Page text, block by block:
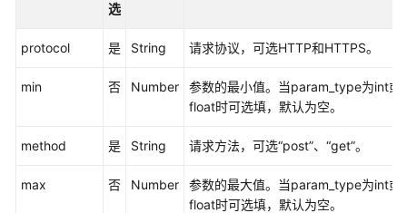
持
统
选
protocol 是 String 请求协议，可选HTTP和HTTPS。
min 否 Number
参数的最小值。当param_type为int或
float时可选填，默认为空。
method 是 String 请求方法，可选“post”、“get”。
max 否 Number
参数的最大值。当param_type为int或
float时可选填，默认为空。